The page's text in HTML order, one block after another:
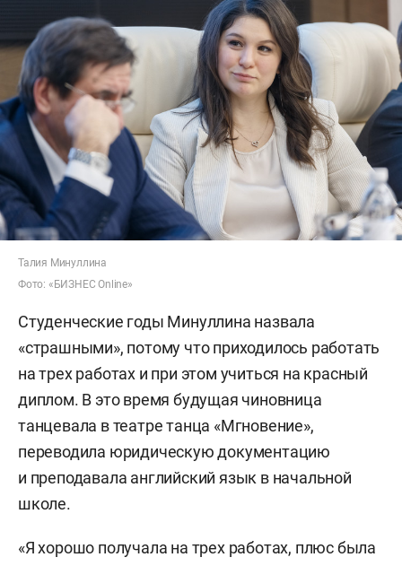
Талия Минуллина
Фото: «БИЗНЕС Online»
Студенческие годы Минуллина назвала
«страшными», потому что приходилось работать
на трех работах и при этом учиться на красный
диплом. В это время будущая чиновница
танцевала в театре танца «Мгновение»,
переводила юридическую документацию
и преподавала английский язык в начальной
школе.
«Я хорошо получала на трех работах, плюс была